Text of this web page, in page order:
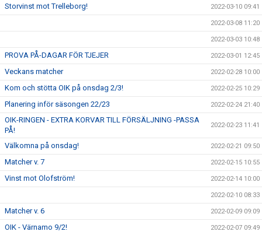
Storvinst mot Trelleborg! 2022-03-10 09:41
2022-03-08 11:20
2022-03-03 10:48
PROVA PÅ-DAGAR FÖR TJEJER 2022-03-01 12:45
Veckans matcher 2022-02-28 10:00
Kom och stötta OIK på onsdag 2/3! 2022-02-25 10:29
Planering inför säsongen 22/23 2022-02-24 21:40
OIK-RINGEN - EXTRA KORVAR TILL FÖRSÄLJNING -PASSA
PÅ!
2022-02-23 11:41
Välkomna på onsdag! 2022-02-21 09:50
Matcher v. 7 2022-02-15 10:55
Vinst mot Olofström! 2022-02-14 10:00
2022-02-10 08:33
Matcher v. 6 2022-02-09 09:09
OIK - Värnamo 9/2! 2022-02-07 09:49